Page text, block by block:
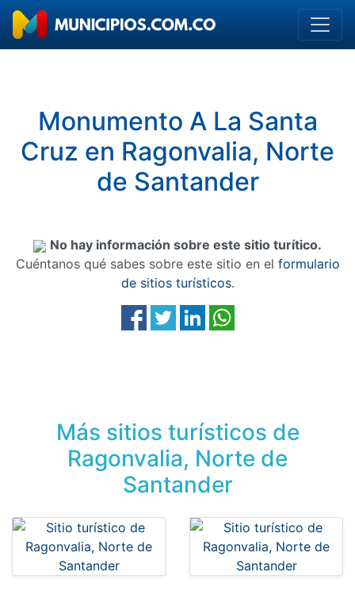
Monumento A La Santa
Cruz en Ragonvalia, Norte
de Santander
No hay información sobre este sitio turítico.
Cuéntanos qué sabes sobre este sitio en el formulario
de sitios turísticos.
Más sitios turísticos de
Ragonvalia, Norte de
Santander